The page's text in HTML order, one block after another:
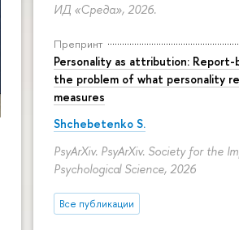
ИД «Среда», 2026.
Препринт
Personality as attribution:
the problem of what personality
measures
Shchebetenko S.
PsyArXiv. PsyArXiv. Society for the
Psychological Science, 2026
Все публикации